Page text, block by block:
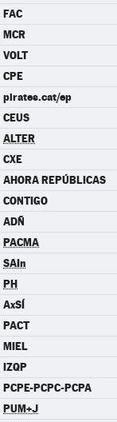
FAC
MCR
VOLT
CPE
pirates.cat/ep
CEUS
ALTER
CXE
AHORA REPÚBLICAS
CONTIGO
ADÑ
PACMA
SAIn
PH
AxSÍ
PACT
MIEL
IZQP
PCPE-PCPC-PCPA
PUM+J